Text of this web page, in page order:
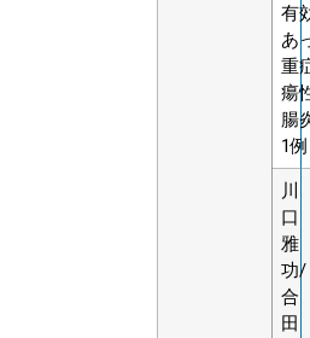
有
あ
重
瘍
腸
1例
川
口
雅
功/
合
田